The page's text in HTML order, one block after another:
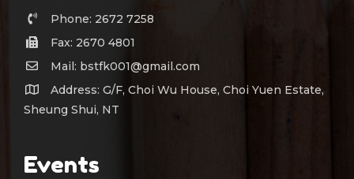
Phone: 2672 7258
Fax: 2670 4801
Mail: bstfk001@gmail.com
Address: G/F, Choi Wu House, Choi Yuen Estate,
Sheung Shui, NT
Events